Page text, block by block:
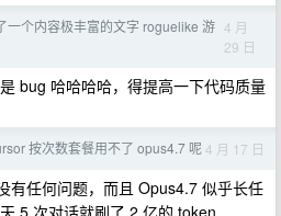
一个内容极丰富的文字 roguelike 游 4 月
29 日
bug 哈哈哈哈，得提高一下代码质量
按次数套餐用不了 opus4.7 呢4 月 17 日
有任何问题，而且 Opus4.7 似乎长任
5 次对话就刷了 2 亿的 token